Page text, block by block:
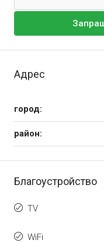
Адрес
город:
район:
Благоустройство
TV
WiFi